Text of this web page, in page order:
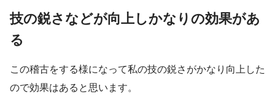
技の鋭さなどが向上しかなりの効果があ
る
この稽古をする様になって私の技の鋭さがかなり向上した
ので効果はあると思います。